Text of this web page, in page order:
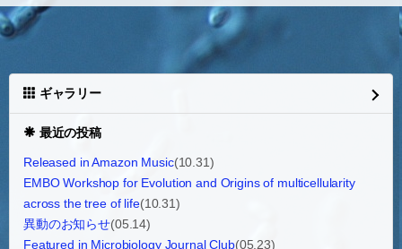
ギャラリー
最近の投稿
Released in Amazon Music(10.31)
EMBO Workshop for Evolution and Origins of multicellularity
across the tree of life(10.31)
異動のお知らせ(05.14)
Featured in Microbiology Journal Club(05.23)